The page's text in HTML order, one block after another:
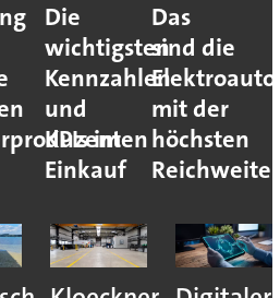
Die
wichtigsten
Kennzahlen
und
KPIs im
Einkauf
Das
sind die
mit der
höchsten
Reichweite